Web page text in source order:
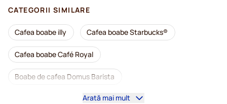
CATEGORII SIMILARE
Cafea boabe illy Cafea boabe Starbucks®
Cafea boabe Café Royal
Boabe de cafea Domus Barista
Mașini de cafea pentru boabe de cafea
Arată mai mult